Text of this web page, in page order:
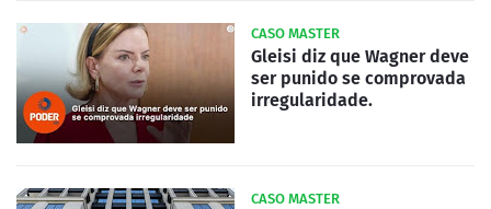
CASO MASTER
Gleisi diz que Wagner deve
ser punido se comprovada
irregularidade.
CASO MASTER